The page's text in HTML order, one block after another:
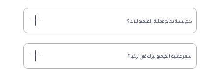
كم نسبة نجاح عملية الفيمتو ليزك؟
سعر عملية الفيمتو ليزك في تركيا؟